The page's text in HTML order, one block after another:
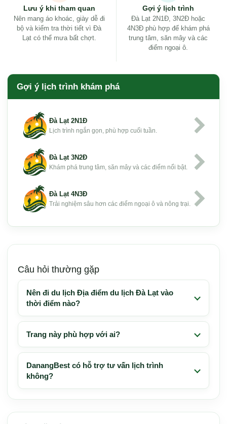
Lưu ý khi tham quan
Nên mang áo khoác, giày dễ đi
bộ và kiểm tra thời tiết vì Đà
Lạt có thể mưa bất chợt.
Gợi ý lịch trình
Đà Lạt 2N1Đ, 3N2Đ hoặc
4N3Đ phù hợp để khám phá
trung tâm, săn mây và các
điểm ngoại ô.
Gợi ý lịch trình khám phá
Đà Lạt 2N1Đ
Lịch trình ngắn gọn, phù hợp cuối tuần.
Đà Lạt 3N2Đ
Khám phá trung tâm, săn mây và các điểm nổi bật.
Đà Lạt 4N3Đ
Trải nghiệm sâu hơn các điểm ngoại ô và nông trại.
Câu hỏi thường gặp
Nên đi du lịch Địa điểm du lịch Đà Lạt vào
thời điểm nào?
Trang này phù hợp với ai?
DanangBest có hỗ trợ tư vấn lịch trình
không?